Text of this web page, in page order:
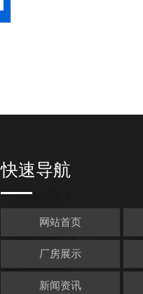
快速导航
网站首页
厂房展示
新闻资讯